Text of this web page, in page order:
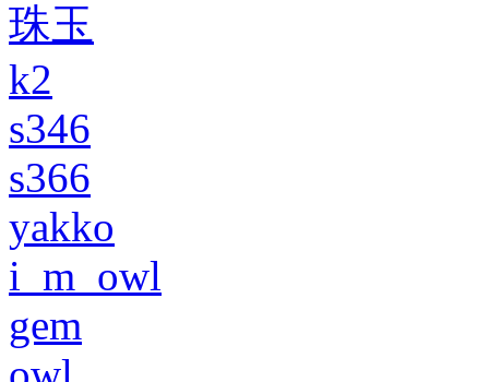
珠玉
k2
s346
s366
yakko
i_m_owl
gem